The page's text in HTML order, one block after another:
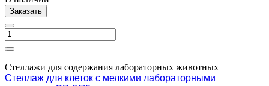
Заказать
Стеллажи для содержания лабораторных животных
Стеллаж для клеток с мелкими лабораторными